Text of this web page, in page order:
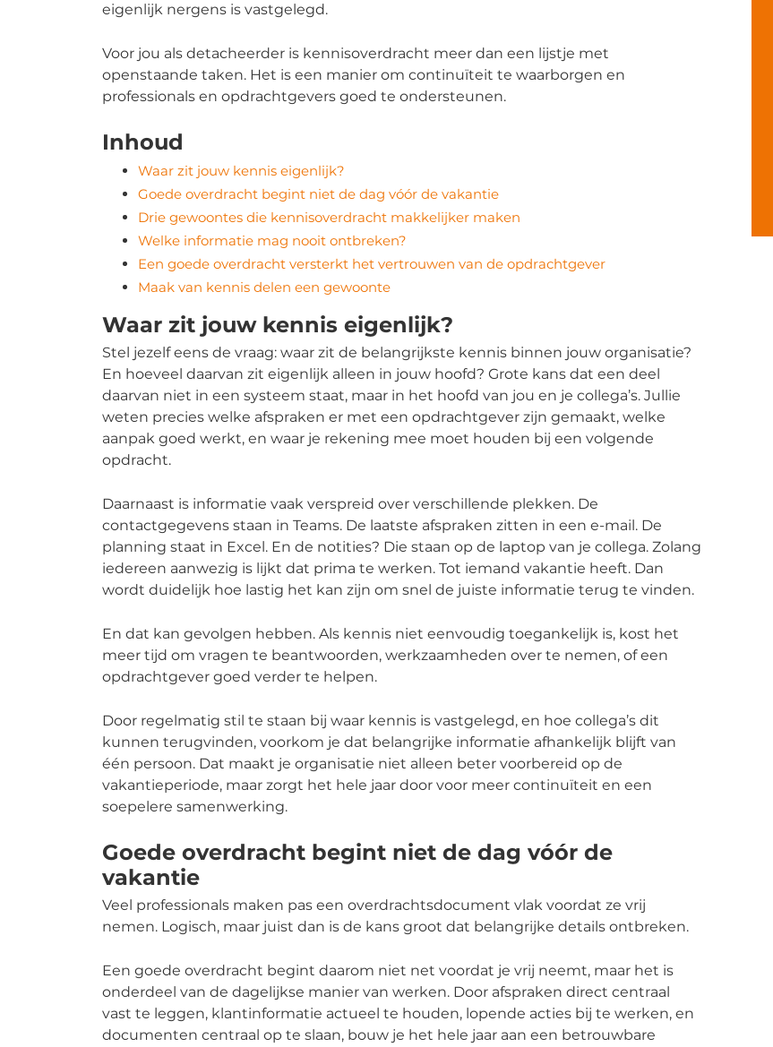
eigenlijk nergens is vastgelegd.
Voor jou als detacheerder is kennisoverdracht meer dan een lijstje met
openstaande taken. Het is een manier om continuïteit te waarborgen en
professionals en opdrachtgevers goed te ondersteunen.
Inhoud
Waar zit jouw kennis eigenlijk?
Goede overdracht begint niet de dag vóór de vakantie
Drie gewoontes die kennisoverdracht makkelijker maken
Welke informatie mag nooit ontbreken?
Een goede overdracht versterkt het vertrouwen van de opdrachtgever
Maak van kennis delen een gewoonte
Waar zit jouw kennis eigenlijk?
Stel jezelf eens de vraag: waar zit de belangrijkste kennis binnen jouw organisatie?
En hoeveel daarvan zit eigenlijk alleen in jouw hoofd? Grote kans dat een deel
daarvan niet in een systeem staat, maar in het hoofd van jou en je collega’s. Jullie
weten precies welke afspraken er met een opdrachtgever zijn gemaakt, welke
aanpak goed werkt, en waar je rekening mee moet houden bij een volgende
opdracht.
Daarnaast is informatie vaak verspreid over verschillende plekken. De
contactgegevens staan in Teams. De laatste afspraken zitten in een e-mail. De
planning staat in Excel. En de notities? Die staan op de laptop van je collega. Zolang
iedereen aanwezig is lijkt dat prima te werken. Tot iemand vakantie heeft. Dan
wordt duidelijk hoe lastig het kan zijn om snel de juiste informatie terug te vinden.
En dat kan gevolgen hebben. Als kennis niet eenvoudig toegankelijk is, kost het
meer tijd om vragen te beantwoorden, werkzaamheden over te nemen, of een
opdrachtgever goed verder te helpen.
Door regelmatig stil te staan bij waar kennis is vastgelegd, en hoe collega’s dit
kunnen terugvinden, voorkom je dat belangrijke informatie afhankelijk blijft van
één persoon. Dat maakt je organisatie niet alleen beter voorbereid op de
vakantieperiode, maar zorgt het hele jaar door voor meer continuïteit en een
soepelere samenwerking.
Goede overdracht begint niet de dag vóór de
vakantie
Veel professionals maken pas een overdrachtsdocument vlak voordat ze vrij
nemen. Logisch, maar juist dan is de kans groot dat belangrijke details ontbreken.
Een goede overdracht begint daarom niet net voordat je vrij neemt, maar het is
onderdeel van de dagelijkse manier van werken. Door afspraken direct centraal
vast te leggen, klantinformatie actueel te houden, lopende acties bij te werken, en
documenten centraal op te slaan, bouw je het hele jaar aan een betrouwbare